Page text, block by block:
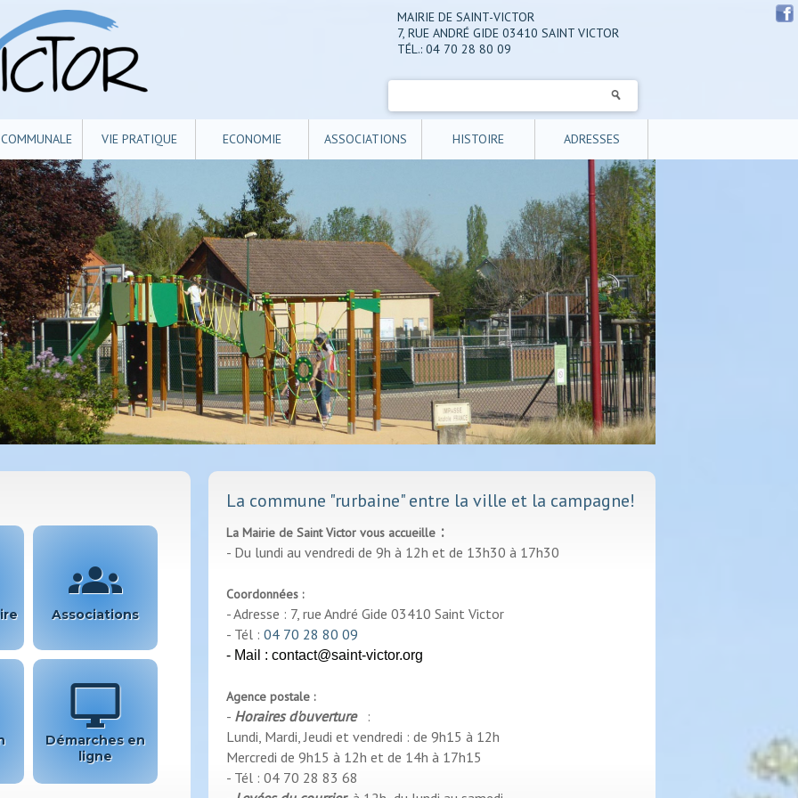
MAIRIE DE SAINT-VICTOR
7, RUE ANDRÉ GIDE 03410 SAINT VICTOR
TÉL.: 04 70 28 80 09
VIE PRATIQUE ECONOMIE ASSOCIATIONS HISTOIRE ADRESSES
groups
Associations
desktop_windows
Démarches en
ligne
La commune "rurbaine" entre la ville et la campagne!
La Mairie de Saint Victor vous accueille :
- Du lundi au vendredi de 9h à 12h et de 13h30 à 17h30
Coordonnées :
- Adresse : 7, rue André Gide 03410 Saint Victor
- Tél : 04 70 28 80 09
- Mail : contact@saint-victor.org
Agence postale :
- Horaires d'ouverture:
Lundi, Mardi, Jeudi et vendredi : de 9h15 à 12h
Mercredi de 9h15 à 12h et de 14h à 17h15
- Tél : 04 70 28 83 68